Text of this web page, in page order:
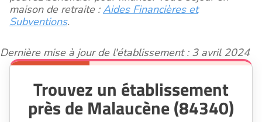
maison de retraite :Aides Financières et
Subventions.
Dernière mise à jour de l'établissement : 3 avril 2024
Trouvez un établissement
près de Malaucène (84340)